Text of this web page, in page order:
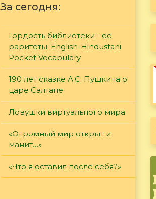
За сегодня:
Гордость библиотеки - её
раритеты: English-Hindustani
Pocket Vocabulary
190 лет сказке А.С. Пушкина о
царе Салтане
Ловушки виртуального мира
«Огромный мир открыт и
манит…»
«Что я оставил после себя?»